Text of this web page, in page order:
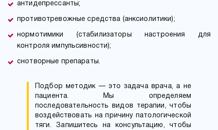
антидепрессанты;
противотревожные средства (анксиолитики);
нормотимики (стабилизаторы настроения для
контроля импульсивности);
снотворные препараты.
Подбор методик — это задача врача, а не
пациента. Мы определяем
последовательность видов терапии, чтобы
воздействовать на причину патологической
тяги. Запишитесь на консультацию, чтобы